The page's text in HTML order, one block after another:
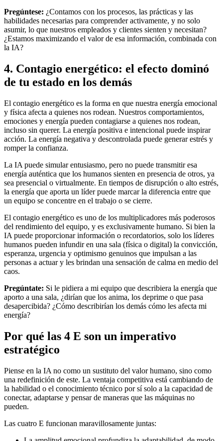
Pregúntese: ¿Contamos con los procesos, las prácticas y las
habilidades necesarias para comprender activamente, y no solo
asumir, lo que nuestros empleados y clientes sienten y necesitan?
¿Estamos maximizando el valor de esa información, combinada con
la IA?
4. Contagio energético: el efecto dominó
de tu estado en los demás
El contagio energético es la forma en que nuestra energía emocional
y física afecta a quienes nos rodean. Nuestros comportamientos,
emociones y energía pueden contagiarse a quienes nos rodean,
incluso sin querer. La energía positiva e intencional puede inspirar
acción. La energía negativa y descontrolada puede generar estrés y
romper la confianza.
La IA puede simular entusiasmo, pero no puede transmitir esa
energía auténtica que los humanos sienten en presencia de otros, ya
sea presencial o virtualmente. En tiempos de disrupción o alto estrés,
la energía que aporta un líder puede marcar la diferencia entre que
un equipo se concentre en el trabajo o se cierre.
El contagio energético es uno de los multiplicadores más poderosos
del rendimiento del equipo, y es exclusivamente humano. Si bien la
IA puede proporcionar información o recordatorios, solo los líderes
humanos pueden infundir en una sala (física o digital) la convicción,
esperanza, urgencia y optimismo genuinos que impulsan a las
personas a actuar y les brindan una sensación de calma en medio del
caos.
Pregúntate: Si le pidiera a mi equipo que describiera la energía que
aporto a una sala, ¿dirían que los anima, los deprime o que pasa
desapercibida? ¿Cómo describirían los demás cómo les afecta mi
energía?
Por qué las 4 E son un imperativo
estratégico
Piense en la IA no como un sustituto del valor humano, sino como
una redefinición de este. La ventaja competitiva está cambiando de
la habilidad o el conocimiento técnico por sí solo a la capacidad de
conectar, adaptarse y pensar de maneras que las máquinas no
pueden.
Las cuatro E funcionan maravillosamente juntas: